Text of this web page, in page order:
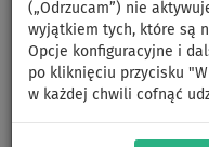
(„Odrzucam”) nie
wyjątkiem tych, które są
Opcje konfiguracyjne i
po kliknięciu przycisku
w każdej chwili cofnąć
podstawowy
DO
-7 %
DO
150 kg
OPCJA
ŻAGLA